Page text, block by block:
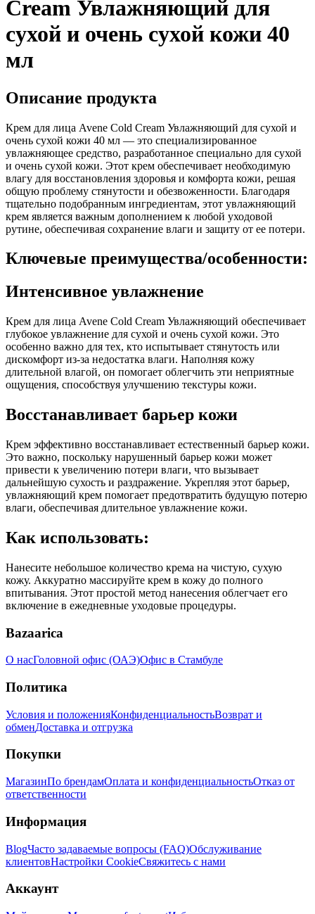
Cream Увлажняющий для
сухой и очень сухой кожи 40
мл
Описание продукта
Крем для лица Avene Cold Cream Увлажняющий для сухой и
очень сухой кожи 40 мл — это специализированное
увлажняющее средство, разработанное специально для сухой
и очень сухой кожи. Этот крем обеспечивает необходимую
влагу для восстановления здоровья и комфорта кожи, решая
общую проблему стянутости и обезвоженности. Благодаря
тщательно подобранным ингредиентам, этот увлажняющий
крем является важным дополнением к любой уходовой
рутине, обеспечивая сохранение влаги и защиту от ее потери.
Ключевые преимущества/особенности:
Интенсивное увлажнение
Крем для лица Avene Cold Cream Увлажняющий обеспечивает
глубокое увлажнение для сухой и очень сухой кожи. Это
особенно важно для тех, кто испытывает стянутость или
дискомфорт из-за недостатка влаги. Наполняя кожу
длительной влагой, он помогает облегчить эти неприятные
ощущения, способствуя улучшению текстуры кожи.
Восстанавливает барьер кожи
Крем эффективно восстанавливает естественный барьер кожи.
Это важно, поскольку нарушенный барьер кожи может
привести к увеличению потери влаги, что вызывает
дальнейшую сухость и раздражение. Укрепляя этот барьер,
увлажняющий крем помогает предотвратить будущую потерю
влаги, обеспечивая длительное увлажнение кожи.
Как использовать:
Нанесите небольшое количество крема на чистую, сухую
кожу. Аккуратно массируйте крем в кожу до полного
впитывания. Этот простой метод нанесения облегчает его
включение в ежедневные уходовые процедуры.
Bazaarica
О насГоловной офис (ОАЭ)Офис в Стамбуле
Политика
Условия и положенияКонфиденциальностьВозврат и
обменДоставка и отгрузка
Покупки
МагазинПо брендамОплата и конфиденциальностьОтказ от
ответственности
Информация
BlogЧасто задаваемые вопросы (FAQ)Обслуживание
клиентовНастройки CookieСвяжитесь с нами
Аккаунт